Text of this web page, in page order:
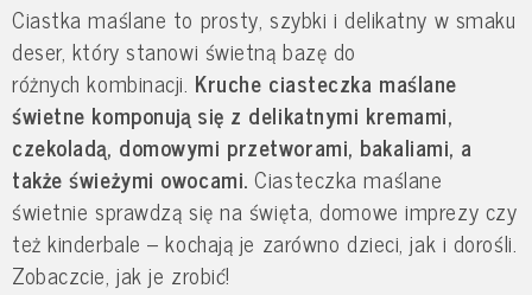
Ciastka maślane to prosty, szybki i delikatny w smaku
deser, który stanowi świetną bazę do
różnych kombinacji. Kruche ciasteczka maślane
świetne komponują się z delikatnymi kremami,
czekoladą, domowymi przetworami, bakaliami, a
także świeżymi owocami. Ciasteczka maślane
świetnie sprawdzą się na święta, domowe imprezy czy
też kinderbale – kochają je zarówno dzieci, jak i dorośli.
Zobaczcie, jak je zrobić!